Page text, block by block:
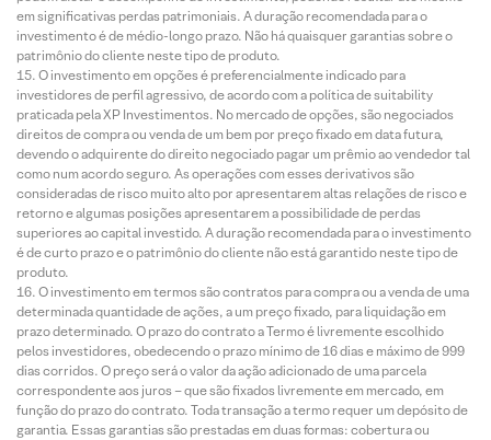
em significativas perdas patrimoniais. A duração recomendada para o
investimento é de médio-longo prazo. Não há quaisquer garantias sobre o
patrimônio do cliente neste tipo de produto.
O investimento em opções é preferencialmente indicado para
investidores de perfil agressivo, de acordo com a política de suitability
praticada pela XP Investimentos. No mercado de opções, são negociados
direitos de compra ou venda de um bem por preço fixado em data futura,
devendo o adquirente do direito negociado pagar um prêmio ao vendedor tal
como num acordo seguro. As operações com esses derivativos são
consideradas de risco muito alto por apresentarem altas relações de risco e
retorno e algumas posições apresentarem a possibilidade de perdas
superiores ao capital investido. A duração recomendada para o investimento
é de curto prazo e o patrimônio do cliente não está garantido neste tipo de
produto.
O investimento em termos são contratos para compra ou a venda de uma
determinada quantidade de ações, a um preço fixado, para liquidação em
prazo determinado. O prazo do contrato a Termo é livremente escolhido
pelos investidores, obedecendo o prazo mínimo de 16 dias e máximo de 999
dias corridos. O preço será o valor da ação adicionado de uma parcela
correspondente aos juros – que são fixados livremente em mercado, em
função do prazo do contrato. Toda transação a termo requer um depósito de
garantia. Essas garantias são prestadas em duas formas: cobertura ou